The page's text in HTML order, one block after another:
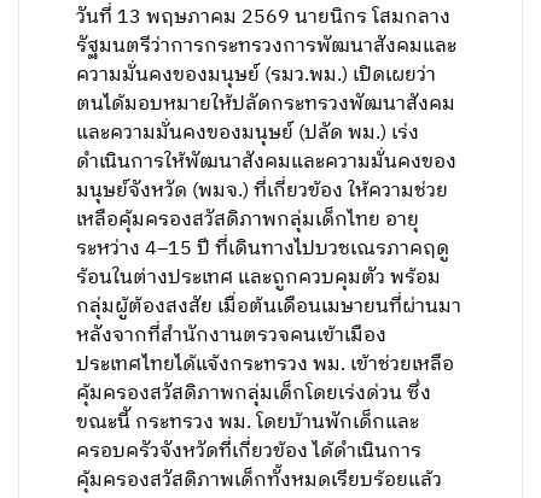
วันที่ 13 พฤษภาคม 2569 นายนิกร โสมกลาง
รัฐมนตรีว่าการกระทรวงการพัฒนาสังคมและ
ความมั่นคงของมนุษย์ (รมว.พม.) เปิดเผยว่า
ตนได้มอบหมายให้ปลัดกระทรวงพัฒนาสังคม
และความมั่นคงของมนุษย์ (ปลัด พม.) เร่ง
ดำเนินการให้พัฒนาสังคมและความมั่นคงของ
มนุษย์จังหวัด (พมจ.) ที่เกี่ยวข้อง ให้ความช่วย
เหลือคุ้มครองสวัสดิภาพกลุ่มเด็กไทย อายุ
ระหว่าง 4–15 ปี ที่เดินทางไปบวชเณรภาคฤดู
ร้อนในต่างประเทศ และถูกควบคุมตัว พร้อม
กลุ่มผู้ต้องสงสัย เมื่อต้นเดือนเมษายนที่ผ่านมา
หลังจากที่สำนักงานตรวจคนเข้าเมือง
ประเทศไทยได้แจ้งกระทรวง พม. เข้าช่วยเหลือ
คุ้มครองสวัสดิภาพกลุ่มเด็กโดยเร่งด่วน ซึ่ง
ขณะนีั กระทรวง พม. โดยบ้านพักเด็กและ
ครอบครัวจังหวัดที่เกี่ยวข้อง ได้ดำเนินการ
คุ้มครองสวัสดิภาพเด็กทั้งหมดเรียบร้อยแล้ว